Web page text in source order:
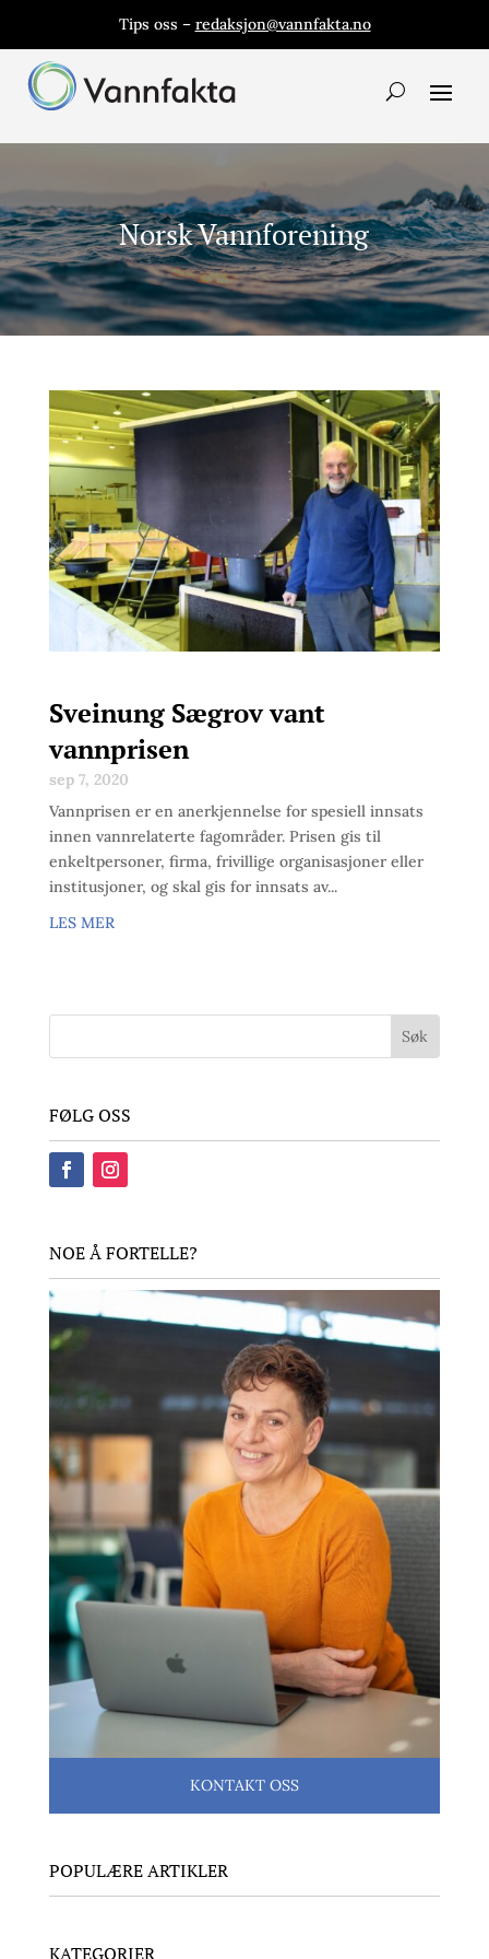
Tips oss – redaksjon@vannfakta.no
Norsk Vannforening
Sveinung Sægrov vant
vannprisen
sep 7, 2020
Vannprisen er en anerkjennelse for spesiell innsats
innen vannrelaterte fagområder. Prisen gis til
enkeltpersoner, firma, frivillige organisasjoner eller
institusjoner, og skal gis for innsats av...
LES MER
FØLG OSS
NOE Å FORTELLE?
KONTAKT OSS
POPULÆRE ARTIKLER
KATEGORIER